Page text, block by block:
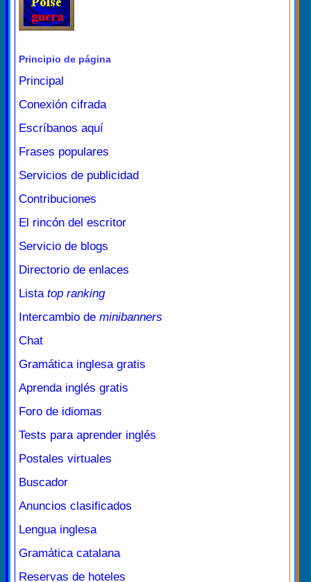
Principio de página
Principal
Conexión cifrada
Escríbanos aquí
Frases populares
Servicios de publicidad
Contribuciones
El rincón del escritor
Servicio de blogs
Directorio de enlaces
Lista top ranking
Intercambio de minibanners
Chat
Gramática inglesa gratis
Aprenda inglés gratis
Foro de idiomas
Tests para aprender inglés
Postales virtuales
Buscador
Anuncios clasificados
Lengua inglesa
Gramática catalana
Reservas de hoteles